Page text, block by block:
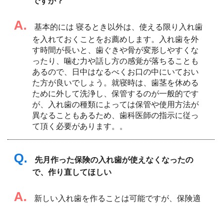
A.
基本的には 寝るとき以外は、使える限り入れ歯
を入れておくことをお薦めします。入れ歯を外
す時間が長いと、歯ぐきや骨が変形しやすくな
ったり、噛む力や話し方の感覚が落ちることも
あるので、日中はなるべくお口の中にいておい
た方が良いでしょう。就寝時は、歯茎を休める
ために外して洗浄し、保管するのが一般的です
が、入れ歯の種類によっては保管や使用方法が
異なることもあるため、歯科医師の指示に従っ
て頂く必要があります。。
Q.
先月作った保険の入れ歯が使えなくなったの
で、作り直してほしい
A.
新しい入れ歯を作ることは可能ですが、保険適